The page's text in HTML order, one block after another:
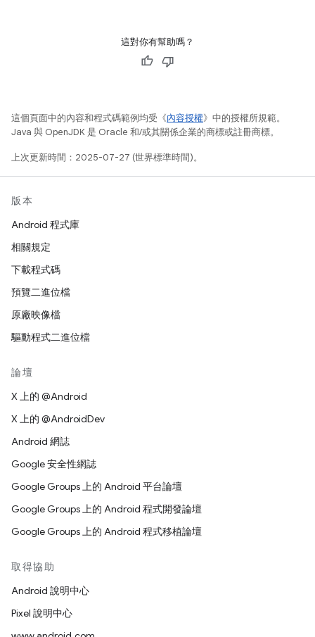
這對你有幫助嗎？
這個頁面中的內容和程式碼範例均受《內容授權》中的授權所規範。
Java 與 OpenJDK 是 Oracle 和/或其關係企業的商標或註冊商標。
上次更新時間：2025-07-27 (世界標準時間)。
版本
Android 程式庫
相關規定
下載程式碼
預覽二進位檔
原廠映像檔
驅動程式二進位檔
論壇
X 上的 @Android
X 上的 @AndroidDev
Android 網誌
Google 安全性網誌
Google Groups 上的 Android 平台論壇
Google Groups 上的 Android 程式開發論壇
Google Groups 上的 Android 程式移植論壇
取得協助
Android 說明中心
Pixel 說明中心